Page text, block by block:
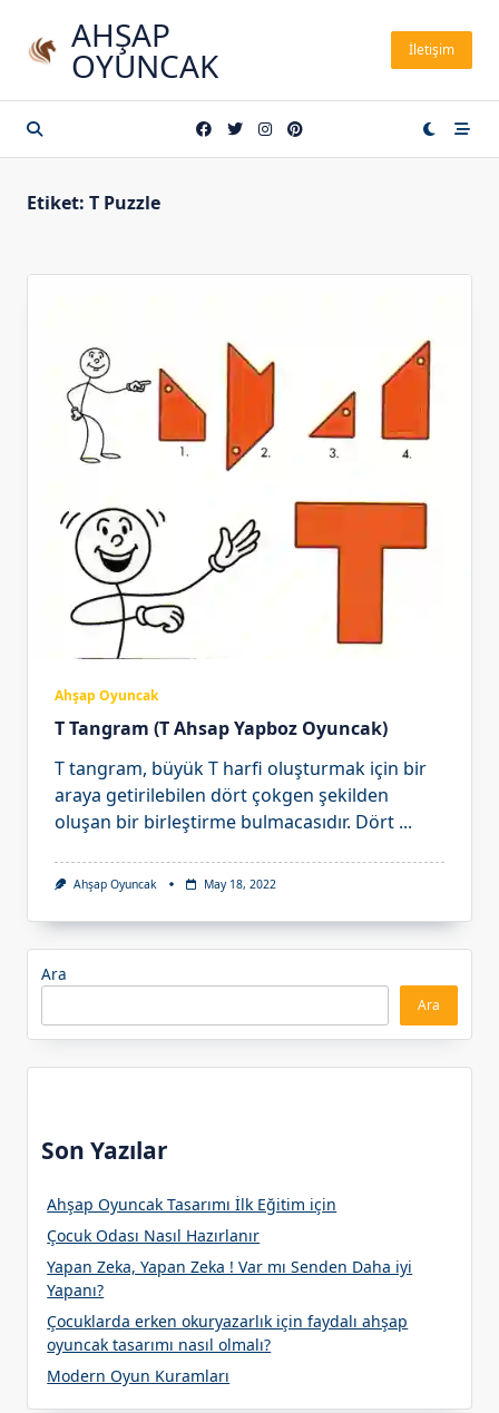
content
AHŞAP
OYUNCAK İletişim
Etiket: T Puzzle
Ahşap Oyuncak
T Tangram (T Ahsap Yapboz Oyuncak)
T tangram, büyük T harfi oluşturmak için bir
araya getirilebilen dört çokgen şekilden
oluşan bir birleştirme bulmacasıdır. Dört ...
Ahşap Oyuncak May 18, 2022
Ara
Ara
Son Yazılar
Ahşap Oyuncak Tasarımı İlk Eğitim için
Çocuk Odası Nasıl Hazırlanır
Yapan Zeka, Yapan Zeka ! Var mı Senden Daha iyi
Yapanı?
Çocuklarda erken okuryazarlık için faydalı ahşap
oyuncak tasarımı nasıl olmalı?
Modern Oyun Kuramları